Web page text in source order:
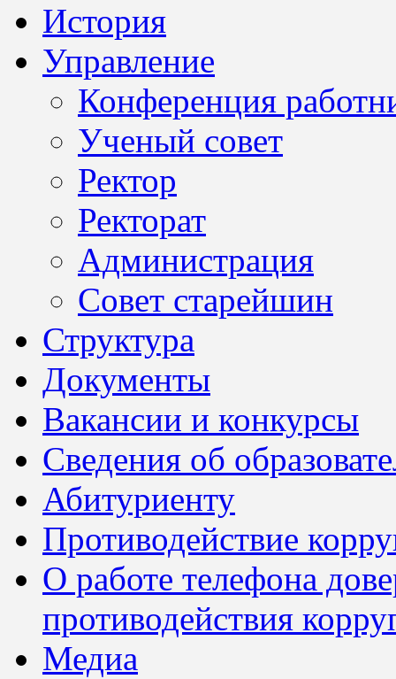
История
Управление
Конференция
Ученый совет
Ректор
Ректорат
Администрация
Совет старейшин
Структура
Документы
Вакансии и конкурсы
Сведения об
Абитуриенту
Противодействие
О работе телефона
противодействия
Медиа